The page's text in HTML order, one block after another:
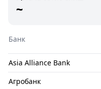
~
Банк
Asia Alliance Bank
Агробанк